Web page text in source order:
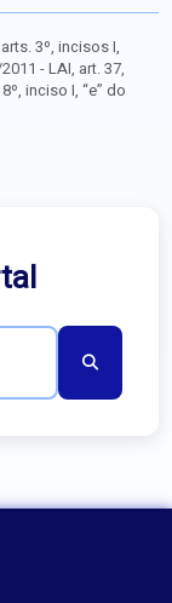
3º, incisos I,
- LAI, art. 37,
inciso I, “e” do